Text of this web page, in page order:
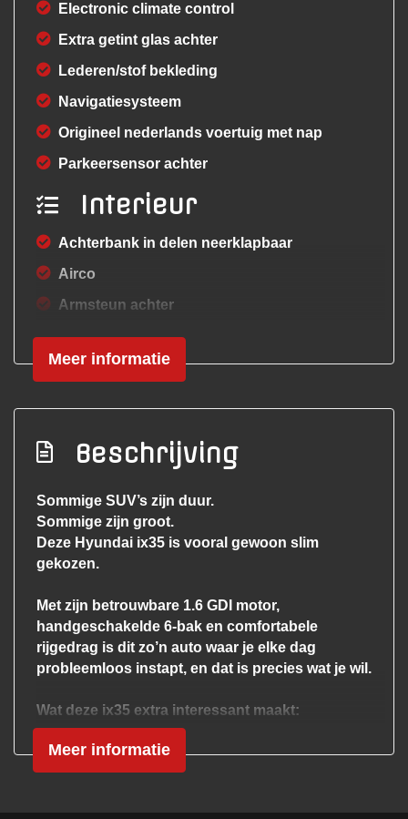
Electronic climate control
Extra getint glas achter
Lederen/stof bekleding
Navigatiesysteem
Origineel nederlands voertuig met nap
Parkeersensor achter
Interieur
Achterbank in delen neerklapbaar
Airco
Armsteun achter
Armsteun voor
Bagagedek
Elektrische ramen achter
Hoofdsteunen anti-whiplash
Lederen bekleding
Lederen/stof bekleding
Middenarmsteun voor
Stuur leder
Stuur verstelbaar
Exterieur
Meer informatie
Beschrijving
Sommige SUV’s zijn duur.
Sommige zijn groot.
Deze Hyundai ix35 is vooral gewoon slim
gekozen.
Met zijn betrouwbare 1.6 GDI motor,
handgeschakelde 6-bak en comfortabele
rijgedrag is dit zo’n auto waar je elke dag
probleemloos instapt, en dat is precies wat je wil.
Wat deze ix35 extra interessant maakt:
Slechts 2e eigenaar
9 jaar in bezit geweest bij laatste eigenaar
Origineel Nederlands geleverd
APK tot 29-04-2027
Meer informatie